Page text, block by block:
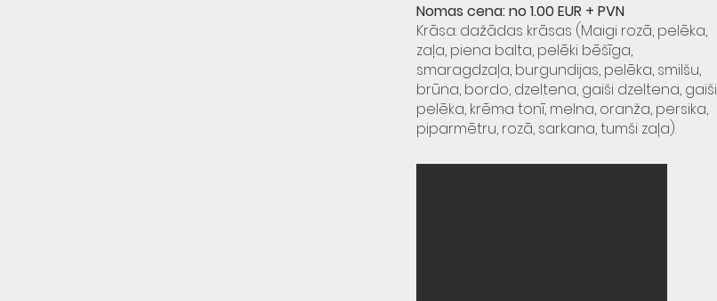
Nomas cena: no 1.00 EUR + PVN
Krāsa: dažādas krāsas (Maigi rozā, pelēka,
zaļa, piena balta, pelēki bēšīga,
smaragdzaļa, burgundijas, pelēka, smilšu,
brūna, bordo, dzeltena, gaiši dzeltena, gaiši
pelēka, krēma tonī, melna, oranža, persika,
piparmētru, rozā, sarkana, tumši zaļa).